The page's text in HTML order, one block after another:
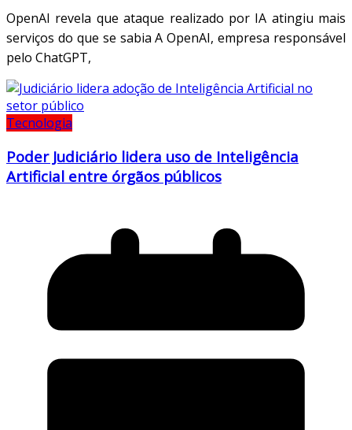
OpenAI revela que ataque realizado por IA atingiu mais
serviços do que se sabia A OpenAI, empresa responsável
pelo ChatGPT,
Tecnologia
Poder Judiciário lidera uso de Inteligência
Artificial entre órgãos públicos